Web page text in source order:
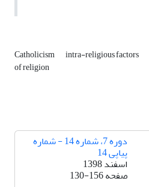
Catholicism intra-religious factors
of religion
دوره 7، شماره 14 - شماره
پیاپی 14
اسفند 1398
صفحه130-156